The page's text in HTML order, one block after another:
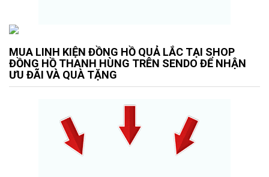
MUA LINH KIỆN ĐỒNG HỒ QUẢ LẮC TẠI SHOP
ĐỒNG HỒ THANH HÙNG TRÊN SENDO ĐỂ NHẬN
ƯU ĐÃI VÀ QUÀ TẶNG